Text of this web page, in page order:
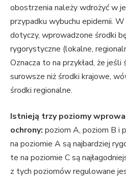
obostrzenia należy wdrożyć w
przypadku wybuchu epidemii.
dotyczy, wprowadzone środki
rygorystyczne (lokalne,
Oznacza to na przykład, że jeśli
surowsze niż środki krajowe,
środki regionalne.
Istnieją trzy poziomy
ochrony: poziom A, poziom B i
na poziomie A są najbardziej
te na poziomie C są
z tych poziomów regulowane